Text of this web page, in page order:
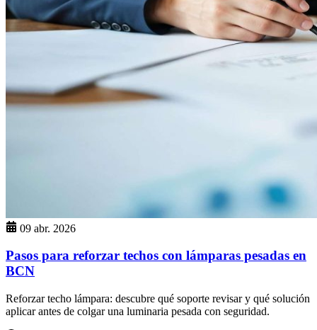
09 abr. 2026
Pasos para reforzar techos con lámparas pesadas en
BCN
Reforzar techo lámpara: descubre qué soporte revisar y qué solución
aplicar antes de colgar una luminaria pesada con seguridad.